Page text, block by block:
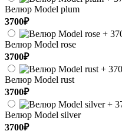
Велюр Model plum
3700₽
Велюр Model rose
3700₽
Велюр Model rust
3700₽
Велюр Model silver
3700₽